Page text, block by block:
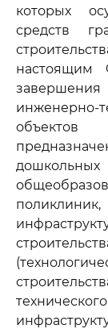
которых
средств
настоящим
объектов
дошкольных